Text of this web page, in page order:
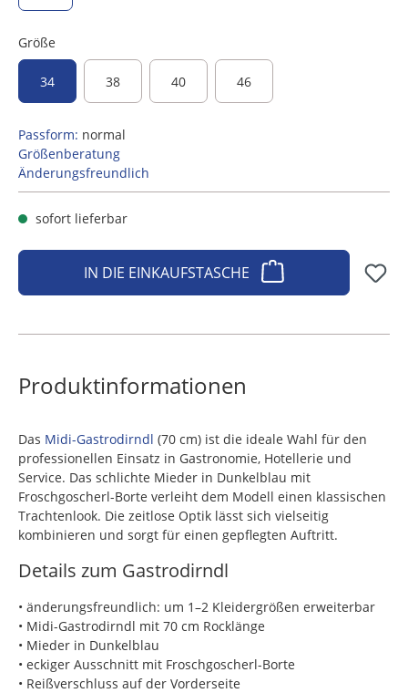
Größe
34 38 40 46
Passform: normal
Größenberatung
Änderungsfreundlich
sofort lieferbar
IN DIE EINKAUFSTASCHE
Produktinformationen
Das Midi-Gastrodirndl (70 cm) ist die ideale Wahl für den
professionellen Einsatz in Gastronomie, Hotellerie und
Service. Das schlichte Mieder in Dunkelblau mit
Froschgoscherl-Borte verleiht dem Modell einen klassischen
Trachtenlook. Die zeitlose Optik lässt sich vielseitig
kombinieren und sorgt für einen gepflegten Auftritt.
Details zum Gastrodirndl
• änderungsfreundlich: um 1–2 Kleidergrößen erweiterbar
• Midi-Gastrodirndl mit 70 cm Rocklänge
• Mieder in Dunkelblau
• eckiger Ausschnitt mit Froschgoscherl-Borte
• Reißverschluss auf der Vorderseite